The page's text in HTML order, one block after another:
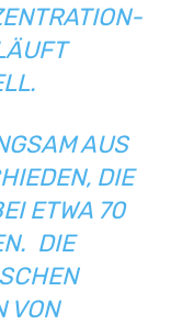
AUS
DIE
ETWA 70
DIE
VON